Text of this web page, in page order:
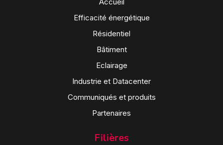
Efficacité énergétique
Résidentiel
Bâtiment
Eclairage
Industrie et Datacenter
Communiqués et produits
Partenaires
Filières